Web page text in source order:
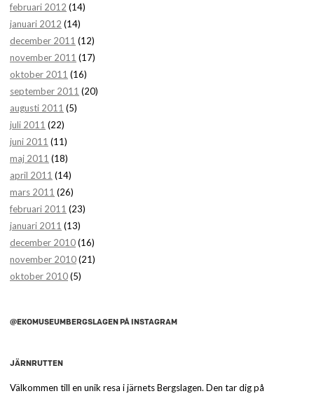
februari 2012 (14)
januari 2012 (14)
december 2011 (12)
november 2011 (17)
oktober 2011 (16)
september 2011 (20)
augusti 2011 (5)
juli 2011 (22)
juni 2011 (11)
maj 2011 (18)
april 2011 (14)
mars 2011 (26)
februari 2011 (23)
januari 2011 (13)
december 2010(16)
november 2010(21)
oktober 2010(5)
@EKOMUSEUMBERGSLAGEN PÅ INSTAGRAM
JÄRNRUTTEN
Välkommen till en unik resa i järnets Bergslagen. Den tar dig på